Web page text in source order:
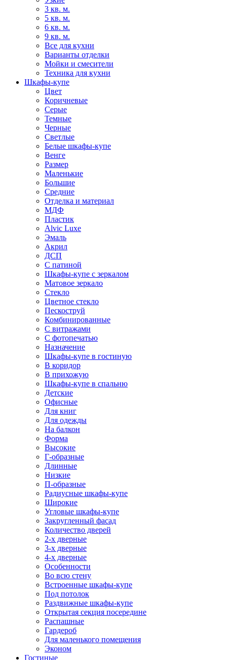
3 кв. м.
5 кв. м.
6 кв. м.
9 кв. м.
Все для кухни
Варианты отделки
Мойки и смесители
Техника для кухни
Шкафы-купе
Цвет
Коричневые
Серые
Темные
Черные
Светлые
Белые шкафы-купе
Венге
Размер
Маленькие
Большие
Средние
Отделка и материал
МДФ
Пластик
Alvic Luxe
Эмаль
Акрил
ДСП
С патиной
Шкафы-купе с зеркалом
Матовое зеркало
Стекло
Цветное стекло
Пескоструй
Комбинированные
С витражами
С фотопечатью
Назначение
Шкафы-купе в гостиную
В коридор
В прихожую
Шкафы-купе в спальню
Детские
Офисные
Для книг
Для одежды
На балкон
Форма
Высокие
Г-образные
Длинные
Низкие
П-образные
Радиусные шкафы-купе
Широкие
Угловые шкафы-купе
Закругленный фасад
Количество дверей
2-х дверные
3-х дверные
4-х дверные
Особенности
Во всю стену
Встроенные шкафы-купе
Под потолок
Раздвижные шкафы-купе
Открытая секция посередине
Распашные
Гардероб
Для маленького помещения
Эконом
Гостиные